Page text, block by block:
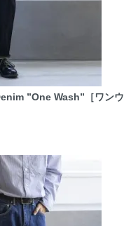
”One Wash”［ワンウ